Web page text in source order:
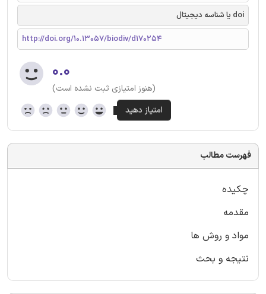
doi یا شناسه دیجیتال
http://doi.org/10.13057/biodiv/d170254
۰.۰
(هنوز امتیازی ثبت نشده است)
فهرست مطالب
چکیده
مقدمه
مواد و روش ها
نتیجه و بحث